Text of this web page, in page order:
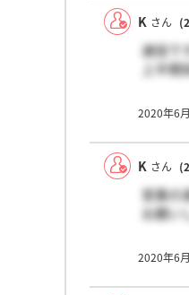
K さん
連投で
上半
2020年6
K さん
営業の
お願い
2020年6